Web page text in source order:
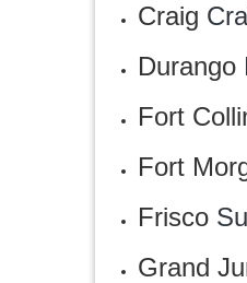
Craig
Durango
Fort
Fort
Frisco
Grand